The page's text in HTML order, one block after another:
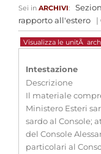
Sei in ARCHIVI:
rapporto all'estero
|
Visualizza le unitÃ
Intestazione
Descrizione
Il materiale
Ministero Esteri
sardo al Console;
del Console
particolari al